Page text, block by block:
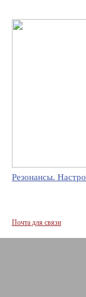
Резонансы.
Почта для связи